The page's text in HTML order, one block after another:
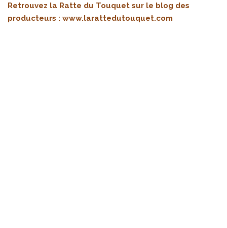
Retrouvez la Ratte du Touquet sur le blog des
producteurs : www.larattedutouquet.com